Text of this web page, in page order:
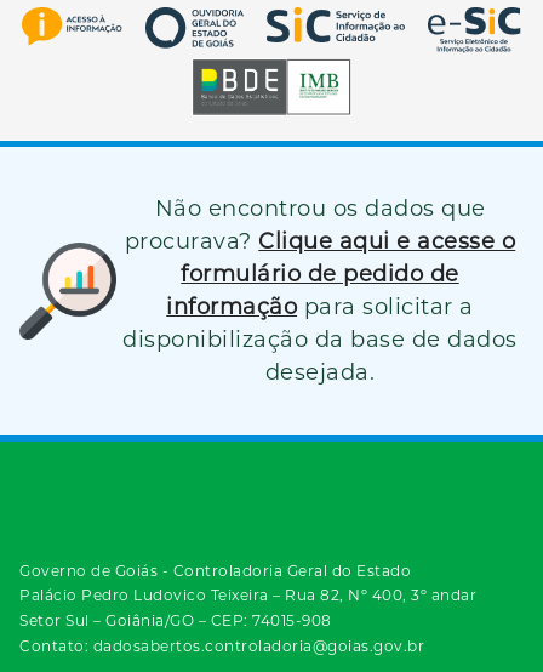
Não encontrou os dados que
procurava? Clique aqui e acesse o
formulário de pedido de
informação para solicitar a
disponibilização da base de dados
desejada.
Governo de Goiás - Controladoria Geral do Estado
Palácio Pedro Ludovico Teixeira – Rua 82, Nº 400, 3º andar
Setor Sul – Goiânia/GO – CEP: 74015-908
Contato: dadosabertos.controladoria@goias.gov.br